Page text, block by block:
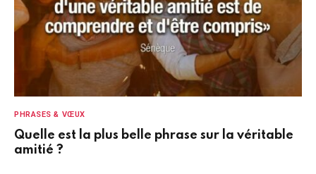
PHRASES & VŒUX
Quelle est la plus belle phrase sur la véritable
amitié ?